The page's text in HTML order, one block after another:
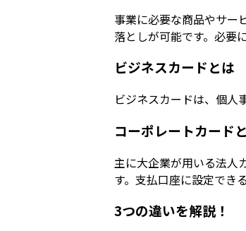
事業に必要な商品やサー
落としが可能です。必要
ビジネスカードとは
ビジネスカードは、個人
コーポレートカード
主に大企業が用いる法人
す。支払口座に設定でき
3つの違いを解説！